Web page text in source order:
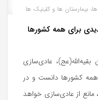
بیمارستان ها و کلینیک ها
برای همه کشورها
عادی‌سازی
همه کشورها دانست و در
از عادی‌سازی خواهد